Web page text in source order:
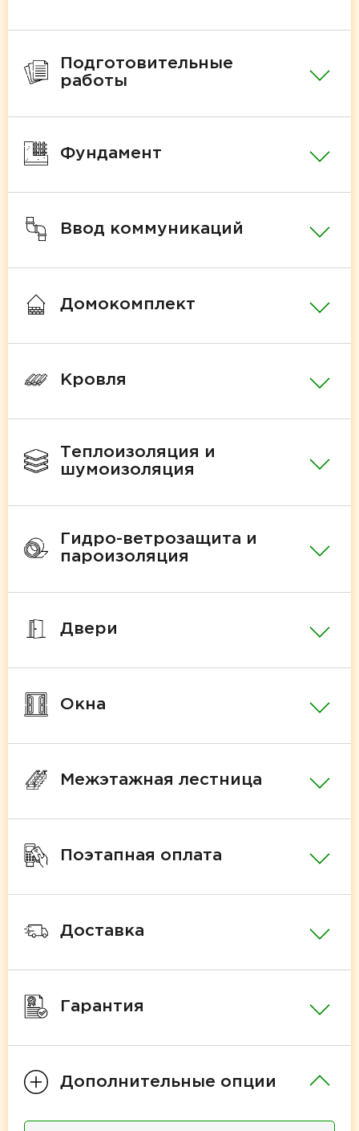
Подготовительные
работы
Фундамент
Ввод коммуникаций
Домокомплект
Кровля
Теплоизоляция и
шумоизоляция
Гидро-ветрозащита и
пароизоляция
Двери
Окна
Межэтажная лестница
Поэтапная оплата
Доставка
Гарантия
Дополнительные опции